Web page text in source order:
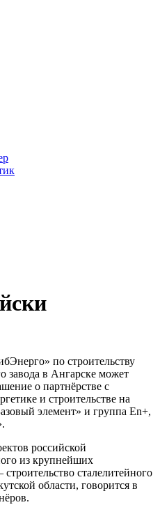
по строительству
завода в Ангарске может
о партнёрстве с
и строительстве на
элемент» и группа En+,
российской
из крупнейших
сталелитейного
области, говорится в